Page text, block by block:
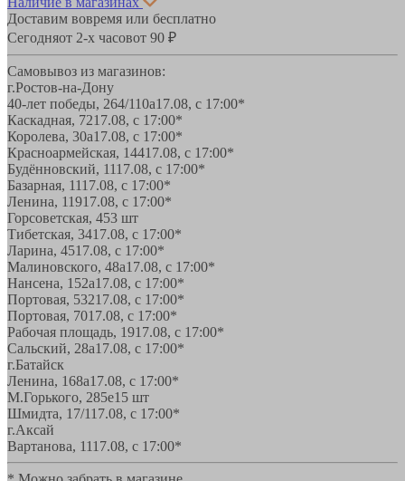
Доставим вовремя или бесплатно
Сегодняот 2-х часовот 90 ₽
Самовывоз из магазинов:
г.Ростов-на-Дону
40-лет победы, 264/110а17.08, с 17:00*
Каскадная, 7217.08, с 17:00*
Королева, 30а17.08, с 17:00*
Красноармейская, 14417.08, с 17:00*
Будённовский, 1117.08, с 17:00*
Базарная, 1117.08, с 17:00*
Ленина, 11917.08, с 17:00*
Горсоветская, 453 шт
Тибетская, 3417.08, с 17:00*
Ларина, 4517.08, с 17:00*
Малиновского, 48а17.08, с 17:00*
Нансена, 152а17.08, с 17:00*
Портовая, 53217.08, с 17:00*
Портовая, 7017.08, с 17:00*
Рабочая площадь, 1917.08, с 17:00*
Сальский, 28a17.08, с 17:00*
г.Батайск
Ленина, 168а17.08, с 17:00*
М.Горького, 285е15 шт
Шмидта, 17/117.08, с 17:00*
г.Аксай
Вартанова, 1117.08, с 17:00*